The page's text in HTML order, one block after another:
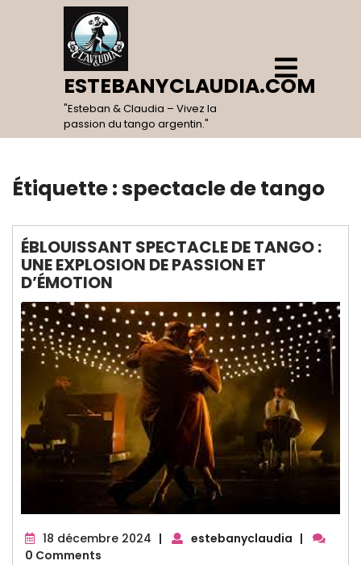
ESTEBANYCLAUDIA.COM
"Esteban & Claudia – Vivez la
passion du tango argentin."
Open
Menu
Étiquette :spectacle de tango
ÉBLOUISSANT SPECTACLE DE TANGO :
UNE EXPLOSION DE PASSION ET
D’ÉMOTION
18 décembre 2024 18| estebanyclaudia |
0 Comments